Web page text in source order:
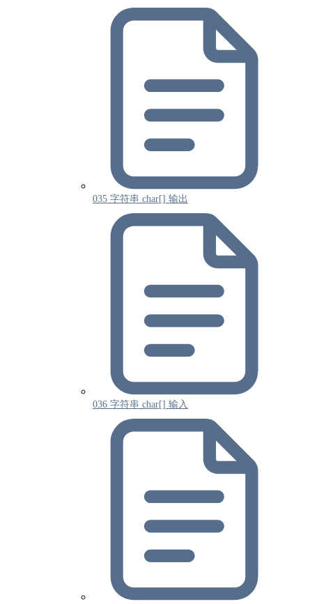
035 字符串 char[] 输出
036 字符串 char[] 输入